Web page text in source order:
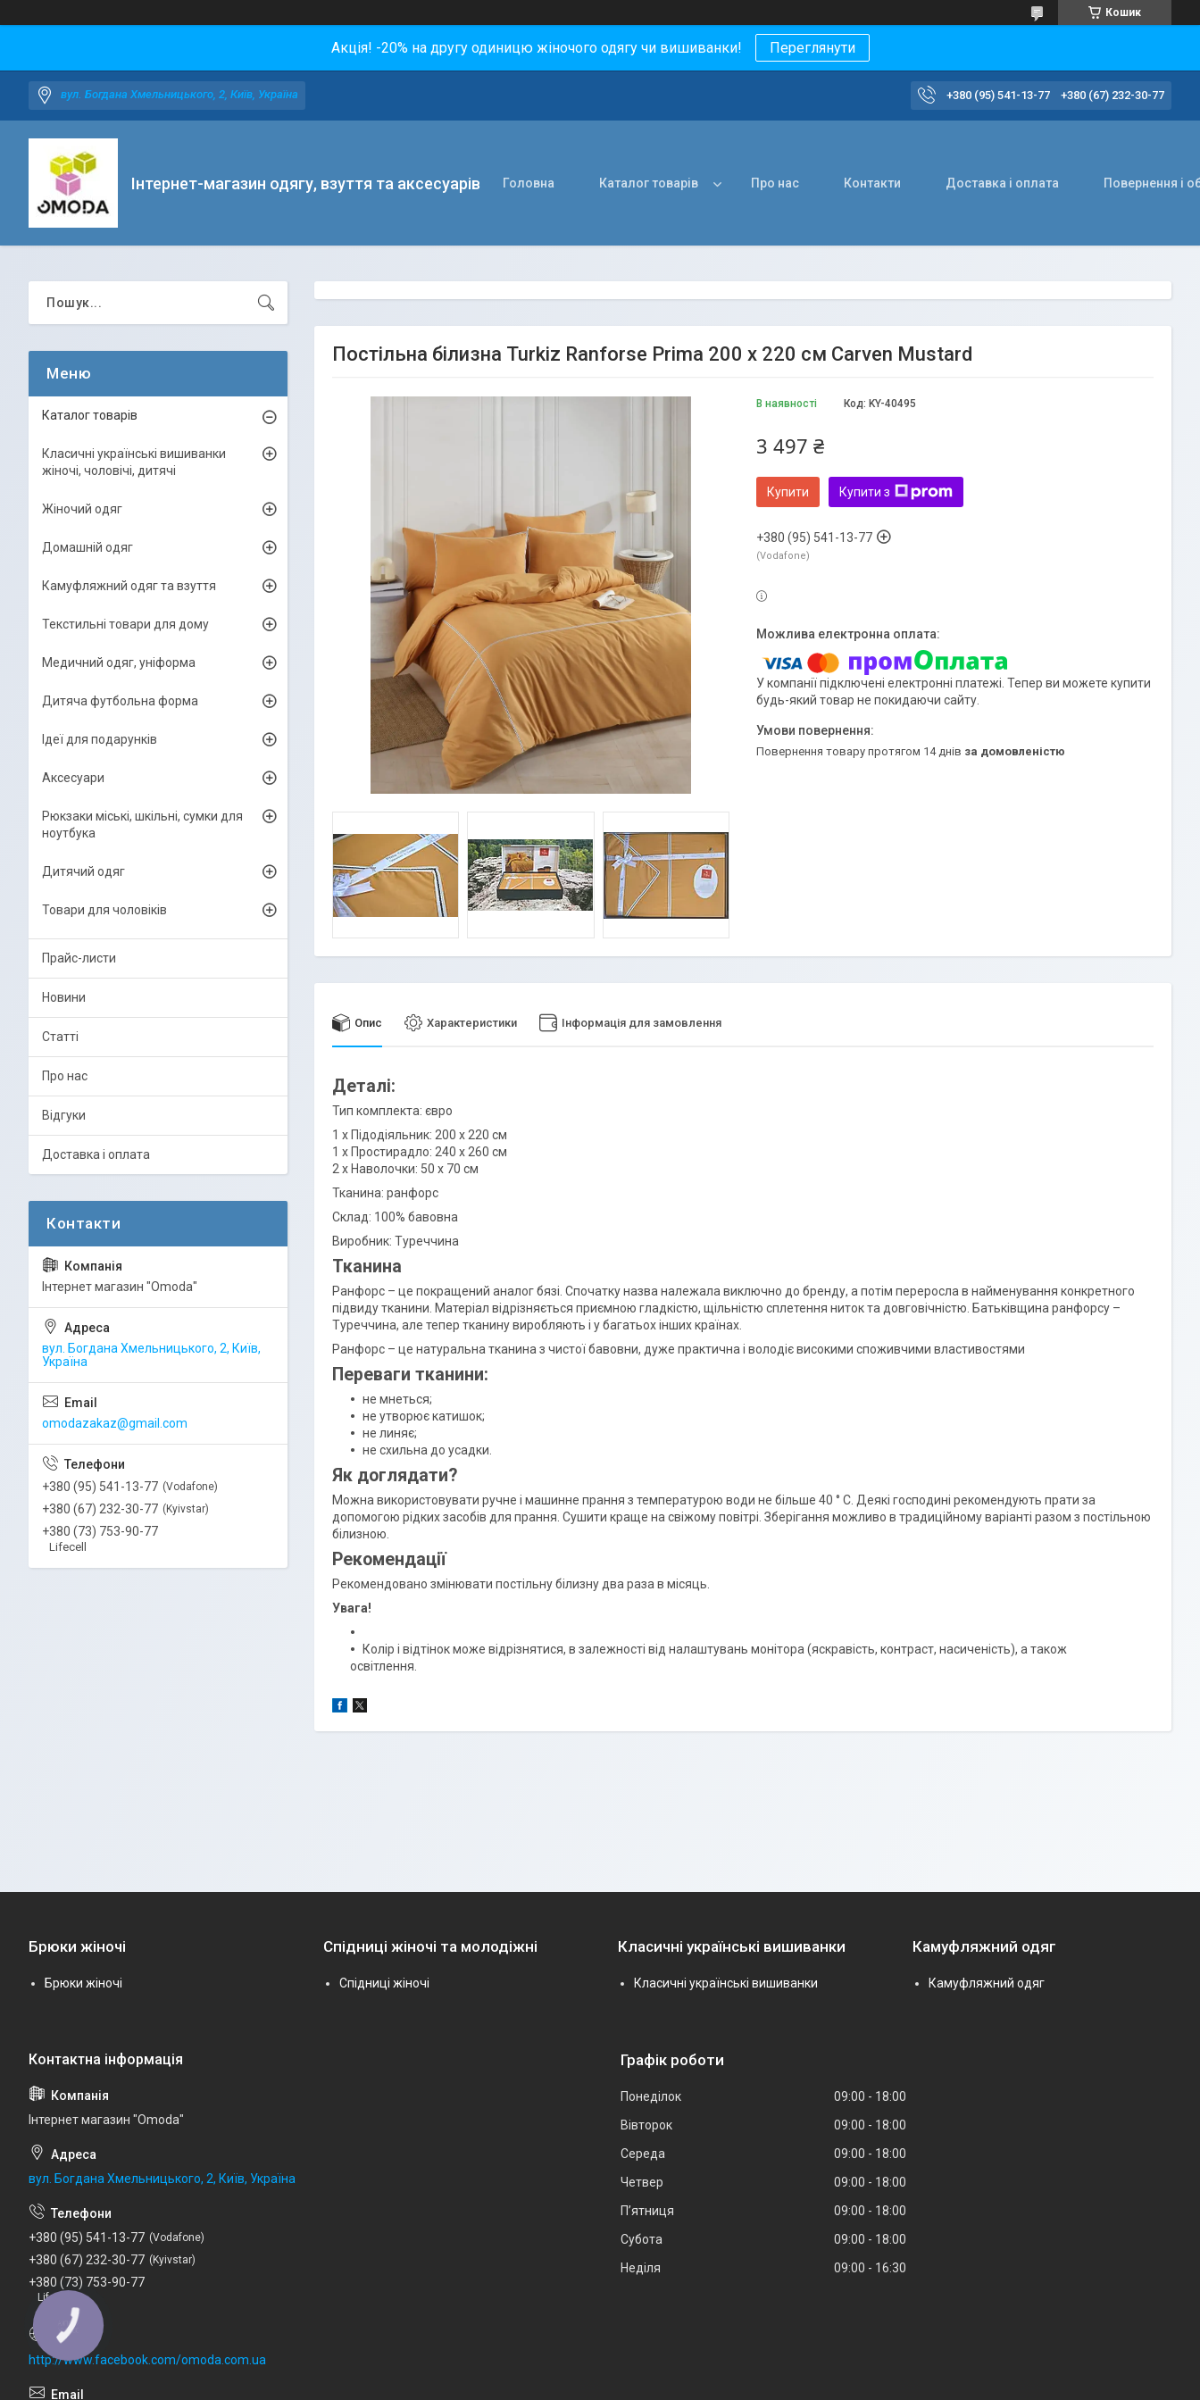
Кошик
Акція! -20% на другу одиницю жіночого одягу чи вишиванки! Переглянути
вул. Богдана Хмельницького, 2, Київ, Україна +380 (95) 541-13-77 +380 (67) 232-30-77
Інтернет-магазин одягу, взуття та аксесуарів Головна Каталог товарів Про нас Контакти Доставка і оплата Повернення і
Постільна білизна Turkiz Ranforse Prima 200 х 220 см Carven Mustard
В наявності Код: KY-40495
3 497 ₴
Купити Купити з
+380 (95) 541-13-77
Vodafone
У компанії підключені електронні платежі. Тепер ви можете купити
будь-який товар не покидаючи сайту.
повернення товару протягом 14 днів за домовленістю
Опис Характеристики Інформація для замовлення
Деталі:
Тип комплекта: євро
1 х Підодіяльник: 200 х 220 см
1 х Простирадло: 240 х 260 см
2 х Наволочки: 50 х 70 см
Тканина: ранфорс
Склад: 100% бавовна
Виробник: Туреччина
Тканина
Ранфорс – це покращений аналог бязі. Спочатку назва належала виключно до бренду, а потім переросла в найменування конкретного
підвиду тканини. Матеріал відрізняється приємною гладкістю, щільністю сплетення ниток та довговічністю. Батьківщина ранфорсу –
Туреччина, але тепер тканину виробляють і у багатьох інших країнах.
Ранфорс – це натуральна тканина з чистої бавовни, дуже практична і володіє високими споживчими властивостями
Переваги тканини:
не мнеться;
не утворює катишок;
не линяє;
не схильна до усадки.
Як доглядати?
Можна використовувати ручне і машинне прання з температурою води не більше 40 ° C. Деякі господині рекомендують прати за
допомогою рідких засобів для прання. Сушити краще на свіжому повітрі. Зберігання можливо в традиційному варіанті разом з постільною
білизною.
Рекомендації
Рекомендовано змінювати постільну білизну два раза в місяць.
Увага!
Колір і відтінок може відрізнятися, в залежності від налаштувань монітора (яскравість, контраст, насиченість), а також
освітлення.
Каталог товарів
Класичні українські вишиванки
жіночі, чоловічі, дитячі
Жіночий одяг
Домашній одяг
Камуфляжний одяг та взуття
Текстильні товари для дому
Медичний одяг, уніформа
Дитяча футбольна форма
Ідеї для подарунків
Аксесуари
Рюкзаки міські, шкільні, сумки для
ноутбука
Дитячий одяг
Товари для чоловіків
Прайс-листи
Новини
Статті
Про нас
Відгуки
Доставка і оплата
Інтернет магазин "Omoda"
вул. Богдана Хмельницького, 2, Київ,
Україна
omodazakaz@gmail.com
+380 (95) 541-13-77 Vodafone
+380 (67) 232-30-77 Kyivstar
+380 (73) 753-90-77
Lifecell
Брюки жіночі
Брюки жіночі
Спідниці жіночі та молодіжні
Спідниці жіночі
Класичні українські вишиванки
Класичні українські вишиванки
Камуфляжний одяг
Камуфляжний одяг
Інтернет магазин "Omoda"
вул. Богдана Хмельницького, 2, Київ, Україна
+380 (95) 541-13-77 Vodafone
+380 (67) 232-30-77 Kyivstar
+380 (73) 753-90-77
Lifecell
http://www.facebook.com/omoda.com.ua
Графік роботи
Понеділок 09:00
18:00
Вівторок
09:00
18:00
Середа
09:00
18:00
Четвер
09:00
18:00
Пʼятниця
09:00
18:00
Субота
09:00
18:00
Неділя
09:00 16:30